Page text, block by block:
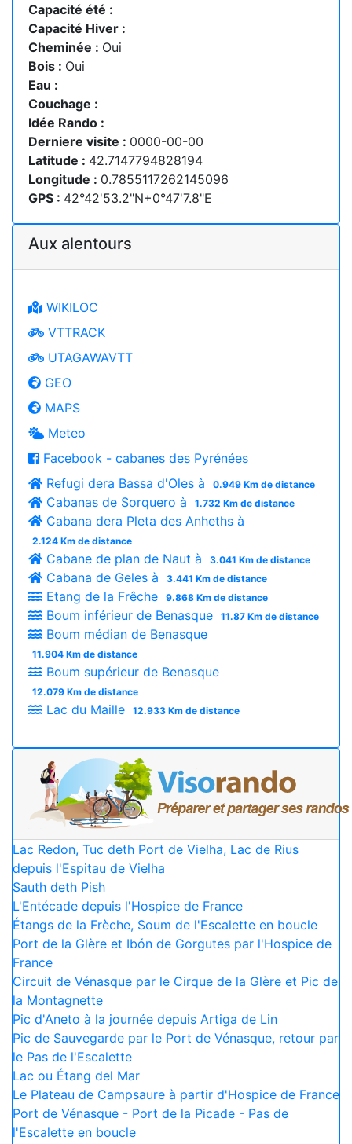
Capacité été :
Capacité Hiver :
Cheminée : Oui
Bois : Oui
Eau :
Couchage :
Idée Rando :
Derniere visite : 0000-00-00
Latitude : 42.7147794828194
Longitude : 0.7855117262145096
GPS : 42°42'53.2"N+0°47'7.8"E
Aux alentours
WIKILOC
VTTRACK
UTAGAWAVTT
GEO
MAPS
Meteo
Facebook - cabanes des Pyrénées
Refugi dera Bassa d'Oles à
0.949 Km de distance
Cabanas de Sorquero à 1.732 Km de distance
Cabana dera Pleta des Anheths à
2.124 Km de distance
Cabane de plan de Naut à 3.041 Km de distance
Cabana de Geles à 3.441 Km de distance
Etang de la Frêche 9.868 Km de distance
Boum inférieur de Benasque 11.87 Km de distance
Boum médian de Benasque
11.904 Km de distance
Boum supérieur de Benasque
12.079 Km de distance
Lac du Maille 12.933 Km de distance
Lac Redon, Tuc deth Port de Vielha, Lac de Rius
depuis l'Espitau de Vielha
Sauth deth Pish
L'Entécade depuis l'Hospice de France
Étangs de la Frèche, Soum de l'Escalette en boucle
Port de la Glère et Ibón de Gorgutes par l'Hospice de
France
Circuit de Vénasque par le Cirque de la Glère et Pic de
la Montagnette
Pic d'Aneto à la journée depuis Artiga de Lin
Pic de Sauvegarde par le Port de Vénasque, retour par
le Pas de l'Escalette
Lac ou Étang del Mar
Le Plateau de Campsaure à partir d'Hospice de France
Port de Vénasque - Port de la Picade - Pas de
l'Escalette en boucle